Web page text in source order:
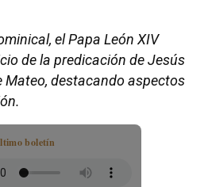
el Papa León XIV
de la predicación de Jesús
Mateo, destacando aspectos
boletín